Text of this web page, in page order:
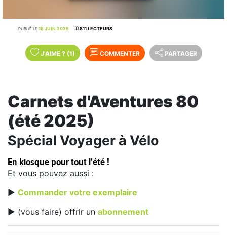
PUBLIÉ LE 18 JUIN 2025 811 LECTEURS
J'AIME ? (1) COMMENTER PARTAGER
Carnets d'Aventures 80
(été 2025)
Spécial Voyager à Vélo
En kiosque pour tout l'été !
Et vous pouvez aussi :
► Commander votre exemplaire
► (vous faire) offrir un abonnement